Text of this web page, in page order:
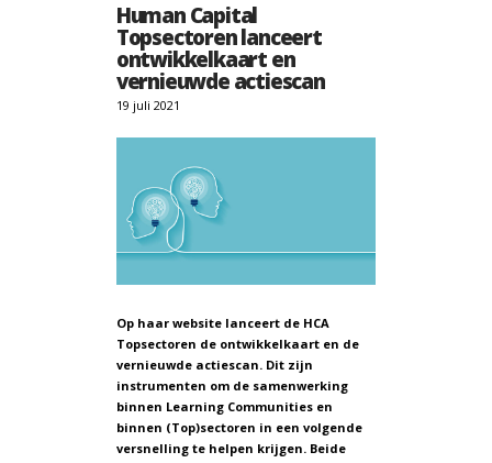
Human Capital
Topsectoren lanceert
ontwikkelkaart en
vernieuwde actiescan
19 juli 2021
Op haar website lanceert de HCA
Topsectoren de ontwikkelkaart en de
vernieuwde actiescan. Dit zijn
instrumenten om de samenwerking
binnen Learning Communities en
binnen (Top)sectoren in een volgende
versnelling te helpen krijgen. Beide